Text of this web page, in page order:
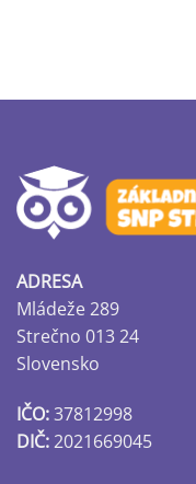
ADRESA
Mládeže 289
Strečno 013 24
Slovensko
IČO:37812998
DIČ:2021669045